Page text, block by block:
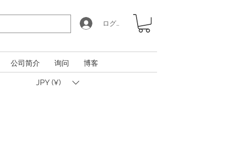
ログイン
公司简介 询问 博客
JPY (¥)